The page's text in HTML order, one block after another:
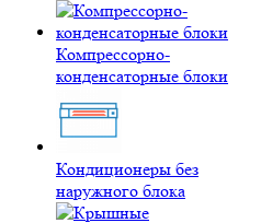
Компрессорно-
конденсаторные блоки
Кондиционеры без
наружного блока